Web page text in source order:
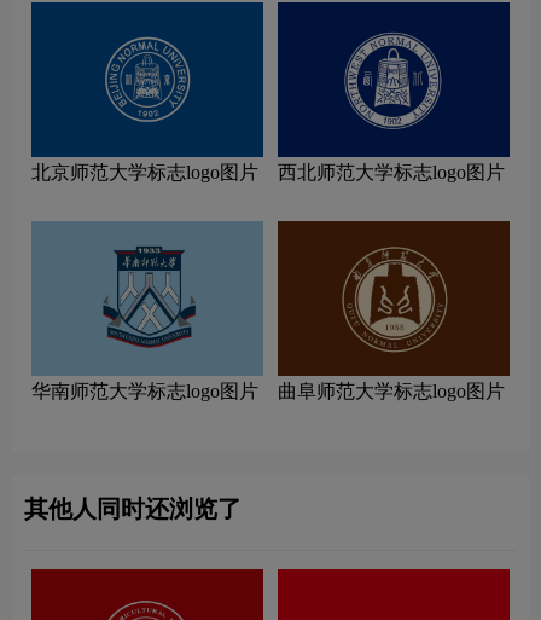
北京师范大学标志logo图片 西北师范大学标志logo图片
华南师范大学标志logo图片 曲阜师范大学标志logo图片
其他人同时还浏览了